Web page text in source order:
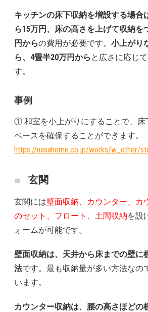
キッチンの床下収納を増設する場合
ら15万円、床の高さを上げて収納を
円からの費用が必要です。 小上がり
ら、4畳半20万円から と広さに応じ
す。
事例
① 和室を小上がりにすることで、床
ペースを確保することができます。
https://nasahome.co.jp/works/w_other/
玄関
玄関には壁面収納、カウンター、カ
のセット、フロート、土間収納を設
ォームが可能です。
壁面収納は、天井から床までの壁に
法です。最も収納量が多い方法なの
います。
カウンター収納は、腰の高さほどの